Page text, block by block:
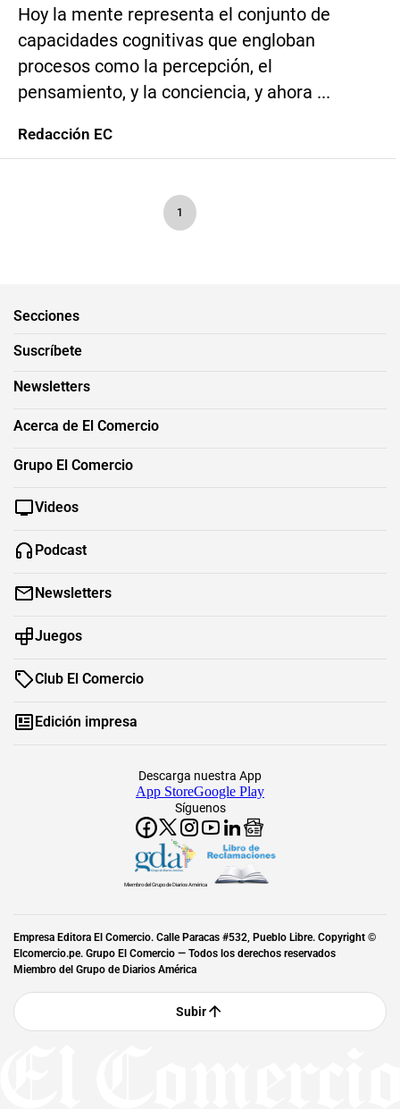
Hoy la mente representa el conjunto de
capacidades cognitivas que engloban
procesos como la percepción, el
pensamiento, y la conciencia, y ahora ...
Redacción EC
1
Secciones
Suscríbete
Newsletters
Acerca de El Comercio
Grupo El Comercio
Videos
Podcast
Newsletters
Juegos
Club El Comercio
Edición impresa
Síguenos
Descarga nuestra App
App StoreGoogle Play
Miembro del Grupo de Diarios América
Empresa Editora El Comercio. Calle Paracas #532, Pueblo Libre. Copyright ©
Elcomercio.pe. Grupo El Comercio — Todos los derechos reservados
Miembro del Grupo de Diarios América
Subir